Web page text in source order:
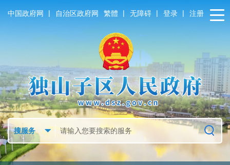
中国政府网 | 自治区政府网 繁體 | 无障碍 | 登录 | 注册